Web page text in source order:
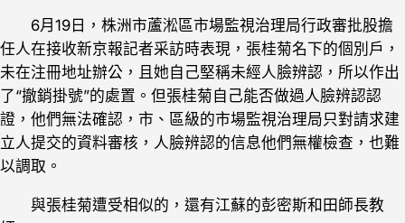
6月19日，株洲市蘆淞區市場監視治理局行政審批股擔
任人在接收新京報記者采訪時表現，張桂菊名下的個別戶，
未在注冊地址辦公，且她自己堅稱未經人臉辨認，所以作出
了“撤銷掛號”的處置。但張桂菊自己能否做過人臉辨認認
證，他們無法確認，市、區級的市場監視治理局只對請求建
立人提交的資料審核，人臉辨認的信息他們無權檢查，也難
以調取。
與張桂菊遭受相似的，還有江蘇的彭密斯和田師長教